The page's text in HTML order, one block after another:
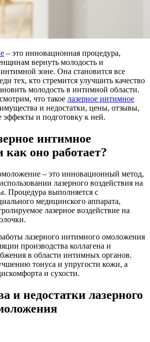
– это инновационная процедура,
вернуть молодость и
зоне. Она становится все
тех, кто стремится улучшить качество
молодость в интимной области.
что такое лазерное интимное
и недостатки, цены, отзывы,
эффекты и подготовку к ней.
интимное
как оно работает?
– это инновационный метод,
лазерного воздействия на
Процедура выполняется с
медицинского аппарата,
лазерное воздействие на
лазерного интимного омоложения
производства коллагена и
в области интимных органов.
тонуса и упругости кожи, а
и сухости.
и недостатки лазерного